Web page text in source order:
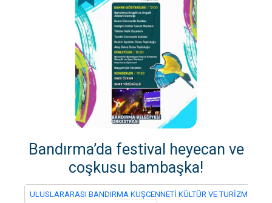
Bandırma’da festival heyecan ve
coşkusu bambaşka!
ULUSLARARASI BANDIRMA KUŞCENNETİ KÜLTÜR VE TURİZM